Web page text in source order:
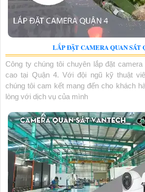
LẮP ĐẶT CAMERA QUAN SÁT
Công ty chúng tôi chuyên lắp đặt
cao tại Quận 4. Với đội ngũ kỹ thuật
chúng tôi cam kết mang đến cho khách
lòng với dịch vụ của mình